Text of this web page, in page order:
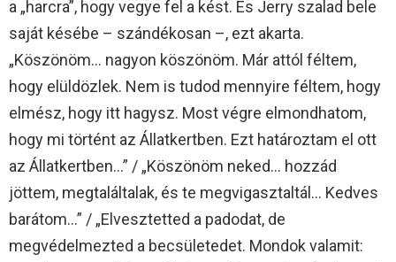
a „harcra”, hogy vegye fel a kést. És Jerry szalad bele
saját késébe – szándékosan –, ezt akarta.
„Köszönöm… nagyon köszönöm. Már attól féltem,
hogy elüldözlek. Nem is tudod mennyire féltem, hogy
elmész, hogy itt hagysz. Most végre elmondhatom,
hogy mi történt az Állatkertben. Ezt határoztam el ott
az Állatkertben…” / „Köszönöm neked… hozzád
jöttem, megtaláltalak, és te megvigasztaltál… Kedves
barátom…” / „Elvesztetted a padodat, de
megvédelmezted a becsületedet. Mondok valamit: